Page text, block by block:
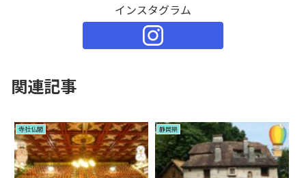
インスタグラム
関連記事
寺社仏閣 静岡県